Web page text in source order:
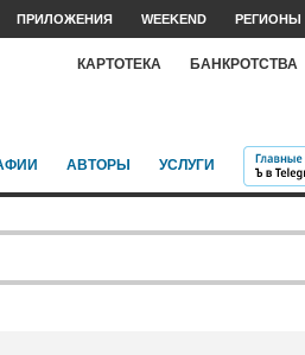
ПРИЛОЖЕНИЯ WEEKEND РЕГИОНЫ
КАРТОТЕКА БАНКРОТСТВА
АВТОРЫ УСЛУГИ